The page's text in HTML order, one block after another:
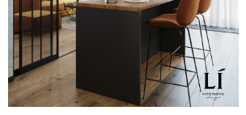
LIDESIGN